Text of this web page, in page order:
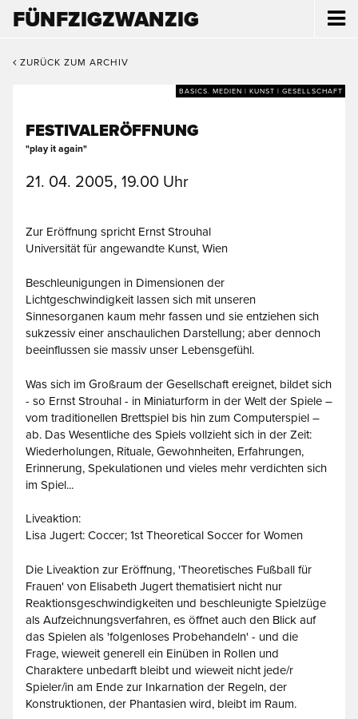
FÜNFZIGZWANZIG
ZURÜCK ZUM ARCHIV
BASICS. MEDIEN | KUNST | GESELLSCHAFT
FESTIVALERÖFFNUNG
"play it again"
21. 04. 2005, 19.00 Uhr
Zur Eröffnung spricht Ernst Strouhal
Universität für angewandte Kunst, Wien
Beschleunigungen in Dimensionen der
Lichtgeschwindigkeit lassen sich mit unseren
Sinnesorganen kaum mehr fassen und sie entziehen sich
sukzessiv einer anschaulichen Darstellung; aber dennoch
beeinflussen sie massiv unser Lebensgefühl.
Was sich im Großraum der Gesellschaft ereignet, bildet sich
- so Ernst Strouhal - in Miniaturform in der Welt der Spiele –
vom traditionellen Brettspiel bis hin zum Computerspiel –
ab. Das Wesentliche des Spiels vollzieht sich in der Zeit:
Wiederholungen, Rituale, Gewohnheiten, Erfahrungen,
Erinnerung, Spekulationen und vieles mehr verdichten sich
im Spiel...
Liveaktion:
Lisa Jugert: Coccer; 1st Theoretical Soccer for Women
Die Liveaktion zur Eröffnung, 'Theoretisches Fußball für
Frauen' von Elisabeth Jugert thematisiert nicht nur
Reaktionsgeschwindigkeiten und beschleunigte Spielzüge
als Aufzeichnungsverfahren, es öffnet auch den Blick auf
das Spielen als 'folgenloses Probehandeln' - und die
Frage, wieweit generell ein Einüben in Rollen und
Charaktere unbedarft bleibt und wieweit nicht jede/r
Spieler/in am Ende zur Inkarnation der Regeln, der
Konstruktionen, der Phantasien wird, bleibt im Raum.